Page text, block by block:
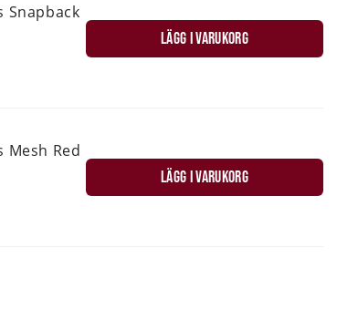
Snapback
LÄGG I VARUKORG
Mesh Red
LÄGG I VARUKORG